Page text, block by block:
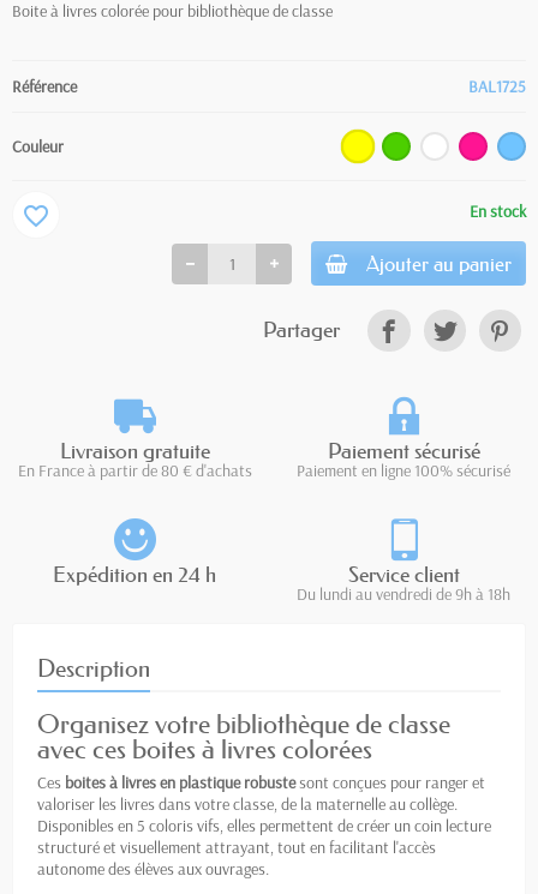
Boite à livres colorée pour bibliothèque de classe
Référence BAL1725
Couleur
En stock
Ajouter au panier
favorite_border
Partager
Livraison gratuite
En France à partir de 80 € d'achats
Paiement sécurisé
Paiement en ligne 100% sécurisé
Expédition en 24 h Service client
Du lundi au vendredi de 9h à 18h
Description
Organisez votre bibliothèque de classe
avec ces boites à livres colorées
Ces boites à livres en plastique robustesont conçues pour ranger et
valoriser les livres dans votre classe, de la maternelle au collège.
Disponibles en 5 coloris vifs, elles permettent de créer un coin lecture
structuré et visuellement attrayant, tout en facilitant l'accès
autonome des élèves aux ouvrages.